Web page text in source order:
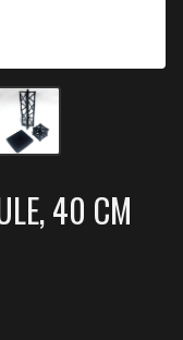
40 CM